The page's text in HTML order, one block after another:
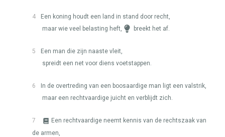
4
Een koning houdt een land in stand door recht,
maar wie veel belasting heft,
breekt het af.
5
Een man die zijn naaste vleit,
spreidt een net voor diens voetstappen.
6
In de overtreding van een boosaardige man ligt een valstrik,
maar een rechtvaardige juicht en verblijdt zich.
7
Een rechtvaardige neemt kennis van de rechtszaak van
de armen,